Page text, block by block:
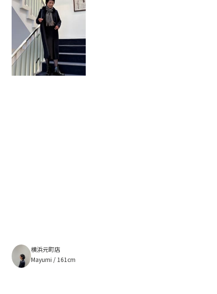
横浜元町店
Mayumi / 161cm